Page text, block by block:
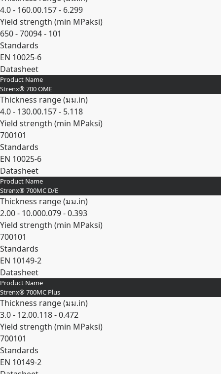
4.0 - 160.00.157 - 6.299
Yield strength (min MPaksi)
650 - 70094 - 101
Standards
EN 10025-6
Datasheet
Expand
Product Name
Strenx® 700 OME
Thickness range (มม.in)
4.0 - 130.00.157 - 5.118
Yield strength (min MPaksi)
700101
Standards
EN 10025-6
Datasheet
Expand
Product Name
Strenx® 700MC D/E
Thickness range (มม.in)
2.00 - 10.000.079 - 0.393
Yield strength (min MPaksi)
700101
Standards
EN 10149-2
Datasheet
Expand
Product Name
Strenx® 700MC Plus
Thickness range (มม.in)
3.0 - 12.00.118 - 0.472
Yield strength (min MPaksi)
700101
Standards
EN 10149-2